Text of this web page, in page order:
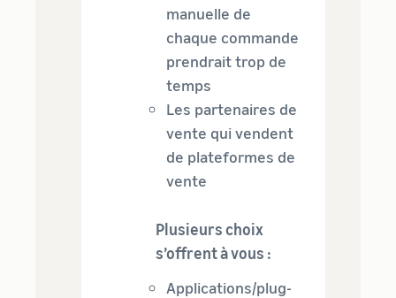
manuelle de
chaque commande
prendrait trop de
temps
Les partenaires de
vente qui vendent
de plateformes de
vente
Plusieurs choix
s’offrent à vous :
Applications/plug-